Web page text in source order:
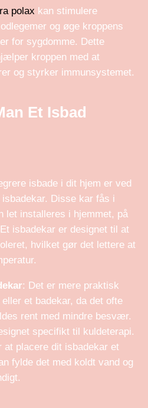
polax kan stimulere
og øge kroppens
for sygdomme. Dette
kroppen med at
og styrker immunsystemet.
Et Isbad
isbade i dit hjem er ved
Disse kar fås i
let installeres i hjemmet, på
isbadekar er designet til at
hvilket gør det lettere at
: Det er mere praktisk
et badekar, da det ofte
rent med mindre besvær.
specifikt til kuldeterapi.
at placere dit isbadekar et
fylde det med koldt vand og